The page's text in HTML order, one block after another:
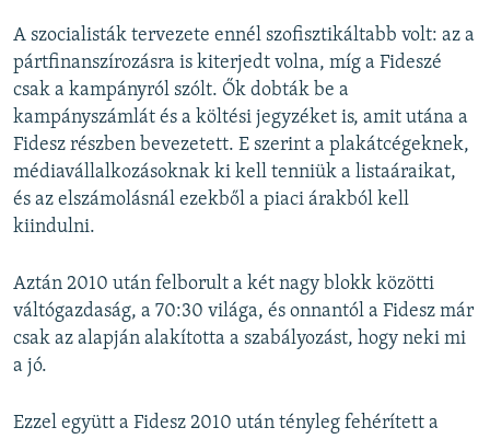
A szocialisták tervezete ennél szofisztikáltabb volt: az a
pártfinanszírozásra is kiterjedt volna, míg a Fideszé
csak a kampányról szólt. Ők dobták be a
kampányszámlát és a költési jegyzéket is, amit utána a
Fidesz részben bevezetett. E szerint a plakátcégeknek,
médiavállalkozásoknak ki kell tenniük a listaáraikat,
és az elszámolásnál ezekből a piaci árakból kell
kiindulni.
Aztán 2010 után felborult a két nagy blokk közötti
váltógazdaság, a 70:30 világa, és onnantól a Fidesz már
csak az alapján alakította a szabályozást, hogy neki mi
a jó.
Ezzel együtt a Fidesz 2010 után tényleg fehérített a